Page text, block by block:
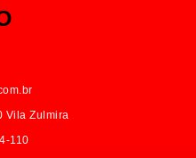
Vila Zulmira
110